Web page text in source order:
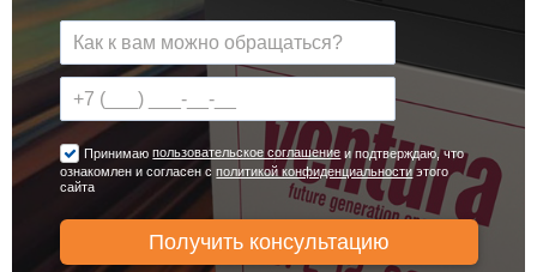
Принимаюпользовательское соглашение и подтверждаю, что
ознакомлен и согласен сполитикой конфиденциальностиэтого
сайта